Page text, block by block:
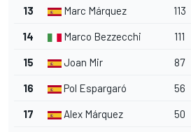
13 Marc Márquez 113
14 Marco Bezzecchi 111
15 Joan Mir 87
16 Pol Espargaró 56
17 Alex Márquez 50